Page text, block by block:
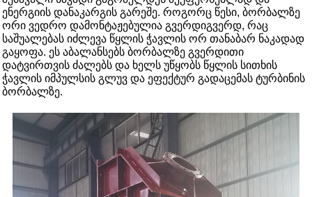
ენერგიის დანაკარგის გარეშე. როგორც წესი, ბორბალზე
ორი ვედრო დამონტაჟებულია გვერდიგვერდ, რაც
საშუალებას იძლევა წყლის ჭავლის ორ თანაბარ ნაკადად
გაყოფა. ეს აბალანსებს ბორბალზე გვერდითი
დატვირთვის ძალებს და ხელს უწყობს წყლის სითხის
ჭავლის იმპულსის გლუვ და ეფექტურ გადაცემას ტურბინის
ბორბალზე.